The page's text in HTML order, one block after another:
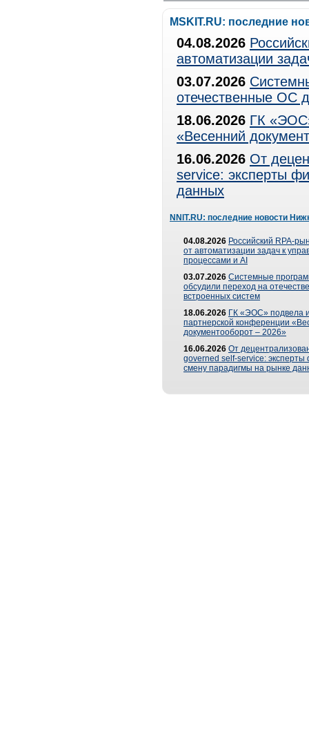
MSKIT.RU: последние
04.08.2026
автоматизации
03.07.2026
отечественные ОС
18.06.2026 ГК
«Весенний
16.06.2026 От
service: эксперты
данных
NNIT.RU: последние новости
04.08.2026 Российский RPA-
от автоматизации задач к
процессами и AI
03.07.2026 Системные
обсудили переход на
встроенных систем
18.06.2026 ГК «ЭОС» подвела
партнерской конференции
документооборот – 2026»
16.06.2026 От
governed self-service: эксперты
смену парадигмы на рынке